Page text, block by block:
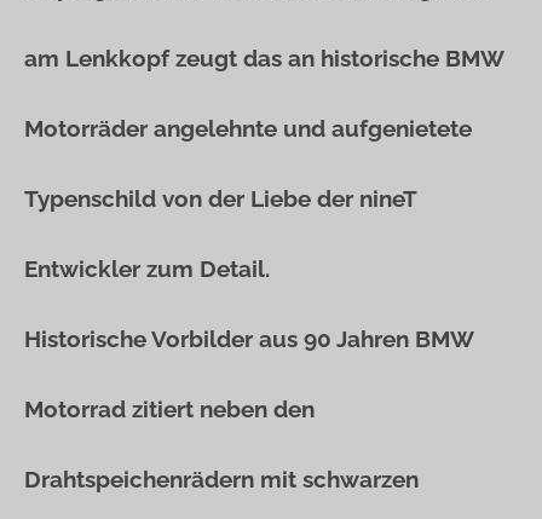
am Lenkkopf zeugt das an historische BMW
Motorräder angelehnte und aufgenietete
Typenschild von der Liebe der nineT
Entwickler zum Detail.
Historische Vorbilder aus 90 Jahren BMW
Motorrad zitiert neben den
Drahtspeichenrädern mit schwarzen